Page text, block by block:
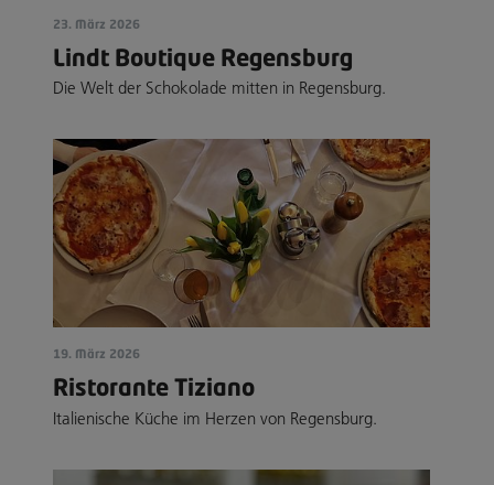
23. März 2026
Lindt Boutique Regensburg
Die Welt der Schokolade mitten in Regensburg.
19. März 2026
Ristorante Tiziano
Italienische Küche im Herzen von Regensburg.